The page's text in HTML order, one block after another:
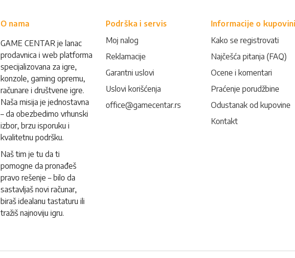
O nama
GAME CENTAR je lanac
prodavnica i web platforma
specijalizovana za igre,
konzole, gaming opremu,
računare i društvene igre.
Naša misija je jednostavna
– da obezbedimo vrhunski
izbor, brzu isporuku i
kvalitetnu podršku.
Naš tim je tu da ti
pomogne da pronađeš
pravo rešenje – bilo da
sastavljaš novi računar,
biraš idealanu tastaturu ili
tražiš najnoviju igru.
Podrška i servis
Moj nalog
Reklamacije
Garantni uslovi
Uslovi korišćenja
office@gamecentar.rs
Informacije o kupovini
Kako se registrovati
Najčešća pitanja (FAQ)
Ocene i komentari
Praćenje porudžbine
Odustanak od kupovine
Kontakt